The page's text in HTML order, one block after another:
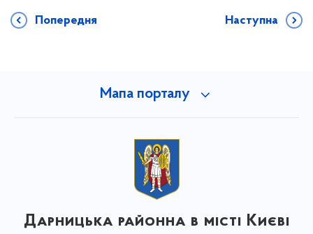
Попередня Наступна
Мапа порталу
Дарницька районна в місті Києві